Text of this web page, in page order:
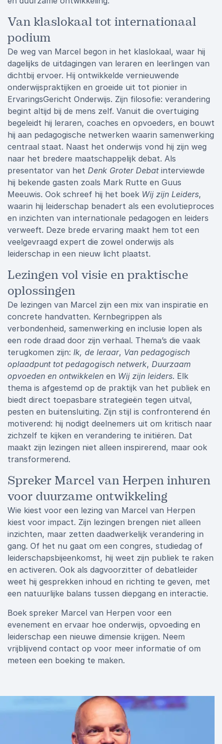
Van klaslokaal tot internationaal
podium
De weg van Marcel begon in het klaslokaal, waar hij
dagelijks de uitdagingen van leraren en leerlingen van
dichtbij ervoer. Hij ontwikkelde vernieuwende
onderwijspraktijken en groeide uit tot pionier in
ErvaringsGericht Onderwijs. Zijn filosofie: verandering
begint altijd bij de mens zelf. Vanuit die overtuiging
begeleidt hij leraren, coaches en opvoeders, en bouwt
hij aan pedagogische netwerken waarin samenwerking
centraal staat. Naast het onderwijs vond hij zijn weg
naar het bredere maatschappelijk debat. Als
presentator van het Denk Groter Debatinterviewde
hij bekende gasten zoals Mark Rutte en Guus
Meeuwis. Ook schreef hij het boek Wij zijn Leiders,
waarin hij leiderschap benadert als een evolutieproces
en inzichten van internationale pedagogen en leiders
verweeft. Deze brede ervaring maakt hem tot een
veelgevraagd expert die zowel onderwijs als
leiderschap in een nieuw licht plaatst.
Lezingen vol visie en praktische
oplossingen
De lezingen van Marcel zijn een mix van inspiratie en
concrete handvatten. Kernbegrippen als
verbondenheid, samenwerking en inclusie lopen als
een rode draad door zijn verhaal. Thema’s die vaak
terugkomen zijn: Ik, de leraar, Van pedagogisch
oplaadpunt tot pedagogisch netwerk, Duurzaam
opvoeden en ontwikkelen en Wij zijn leiders. Elk
thema is afgestemd op de praktijk van het publiek en
biedt direct toepasbare strategieën tegen uitval,
pesten en buitensluiting. Zijn stijl is confronterend én
motiverend: hij nodigt deelnemers uit om kritisch naar
zichzelf te kijken en verandering te initiëren. Dat
maakt zijn lezingen niet alleen inspirerend, maar ook
transformerend.
Spreker Marcel van Herpen inhuren
voor duurzame ontwikkeling
Wie kiest voor een lezing van Marcel van Herpen
kiest voor impact. Zijn lezingen brengen niet alleen
inzichten, maar zetten daadwerkelijk verandering in
gang. Of het nu gaat om een congres, studiedag of
leiderschapsbijeenkomst, hij weet zijn publiek te raken
en activeren. Ook als dagvoorzitter of debatleider
weet hij gesprekken inhoud en richting te geven, met
een natuurlijke balans tussen diepgang en interactie.
Boek spreker Marcel van Herpen voor een
evenement en ervaar hoe onderwijs, opvoeding en
leiderschap een nieuwe dimensie krijgen. Neem
vrijblijvend contact op voor meer informatie of om
meteen een boeking te maken.